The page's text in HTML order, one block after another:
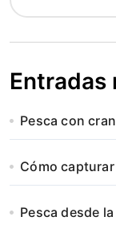
Entradas
Pesca con
Cómo
Pesca desde